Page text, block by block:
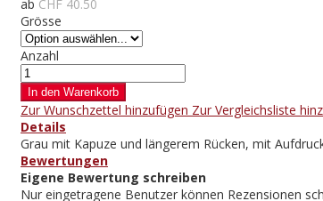
ab CHF 40.50
Grösse
Anzahl
In den Warenkorb
Zur Wunschzettel hinzufügen Zur Vergleichsliste
Details
Grau mit Kapuze und längerem Rücken, mit
Bewertungen
Eigene Bewertung schreiben
Nur eingetragene Benutzer können Rezensionen